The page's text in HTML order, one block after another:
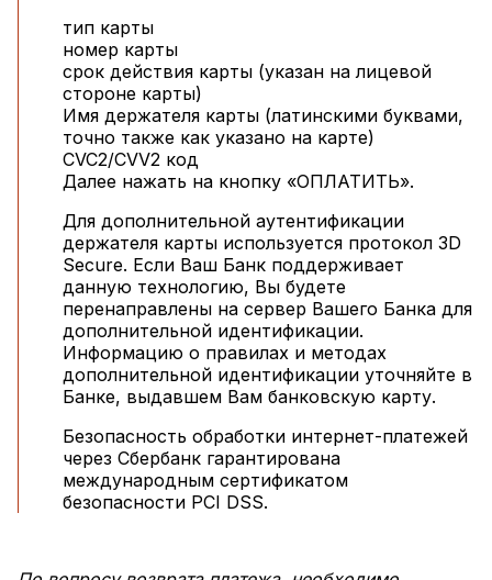
тип карты
номер карты
срок действия карты (указан на лицевой
стороне карты)
Имя держателя карты (латинскими буквами,
точно также как указано на карте)
CVC2/CVV2 код
Далее нажать на кнопку «ОПЛАТИТЬ».
Для дополнительной аутентификации
держателя карты используется протокол 3D
Secure. Если Ваш Банк поддерживает
данную технологию, Вы будете
перенаправлены на сервер Вашего Банка для
дополнительной идентификации.
Информацию о правилах и методах
дополнительной идентификации уточняйте в
Банке, выдавшем Вам банковскую карту.
Безопасность обработки интернет-платежей
через Сбербанк гарантирована
международным сертификатом
безопасности PCI DSS.